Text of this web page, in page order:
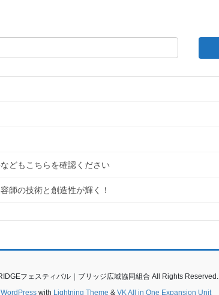
どもこちらを確認ください
師の技術と創造性が輝く！
フェスティバル｜ブリッジ広域協同組合 All Rights Reserved.
WordPresswith Lightning Theme & VK All in One Expansion Unit